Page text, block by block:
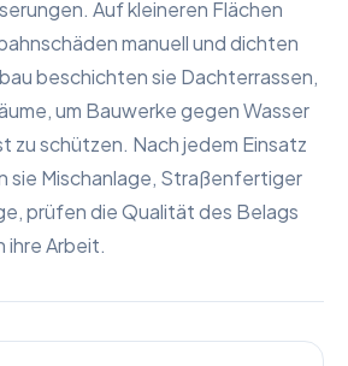
Auf kleineren Flächen
manuell und dichten
beschichten sie Dachterrassen,
um Bauwerke gegen Wasser
zu schützen. Nach jedem Einsatz
sie Mischanlage, Straßenfertiger
prüfen die Qualität des Belags
ihre Arbeit.